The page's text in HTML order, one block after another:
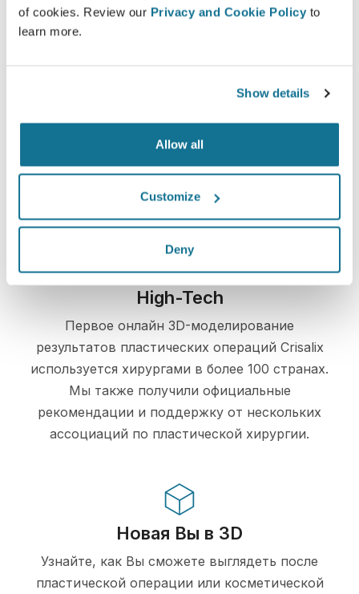
of cookies. Review our Privacy and Cookie Policy to
learn more.
Show details
Allow all
Customize
Deny
Просто и безопасно
конфиденциальности. Наши серверы
полностью зашифрованы, ваша информация
надежно защищена
High-Tech
Первое онлайн 3D-моделирование
результатов пластических операций Crisalix
используется хирургами в более 100 странах.
Мы также получили официальные
рекомендации и поддержку от нескольких
ассоциаций по пластической хирургии.
Новая Вы в 3D
Узнайте, как Вы сможете выглядеть после
пластической операции или косметической